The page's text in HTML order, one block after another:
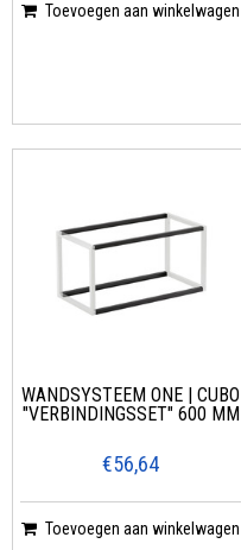
Toevoegen aan winkelwagen
WANDSYSTEEM ONE | CUBO
"VERBINDINGSSET" 600 MM
€56,64
Toevoegen aan winkelwagen